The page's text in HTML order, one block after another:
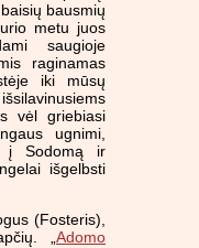
bausmių
metu juos
saugioje
raginamas
iki mūsų
vėl griebiasi
ugnimi,
į Sodomą ir
išgelbsti
(Fosteris),
„Adomo